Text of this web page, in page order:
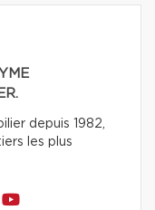
depuis 1982,
les plus